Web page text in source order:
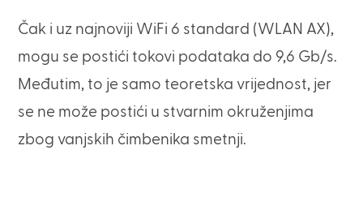
Čak i uz najnoviji WiFi 6 standard (WLAN AX),
mogu se postići tokovi podataka do 9,6 Gb/s.
Međutim, to je samo teoretska vrijednost, jer
se ne može postići u stvarnim okruženjima
zbog vanjskih čimbenika smetnji.